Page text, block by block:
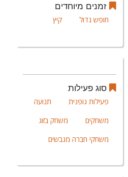
זמנים מיוחדים
חופש גדול קיץ
סוג פעילות
פעילות גופנית
תנועה
משחקים
משחק בזוג
משחקי חברה מגבשים